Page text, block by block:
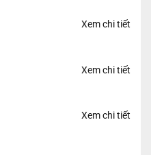
Xem chi tiết
Xem chi tiết
Xem chi tiết